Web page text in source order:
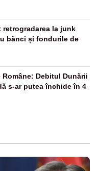
retrogradarea la junk
bănci și fondurile de
Debitul Dunării
s-ar putea închide în 4